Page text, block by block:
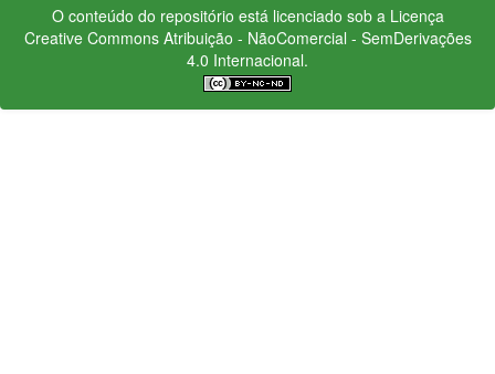
O conteúdo do repositório está licenciado sob a Licença
Creative CommonsAtribuição - NãoComercial - SemDerivações
4.0 Internacional.